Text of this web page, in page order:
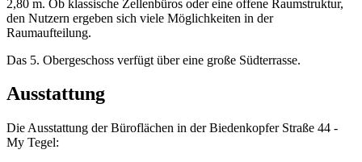
2,80 m. Ob klassische Zellenbüros oder eine offene Raumstruktur,
den Nutzern ergeben sich viele Möglichkeiten in der
Raumaufteilung.
Das 5. Obergeschoss verfügt über eine große Südterrasse.
Ausstattung
Die Ausstattung der Büroflächen in der Biedenkopfer Straße 44 -
My Tegel: